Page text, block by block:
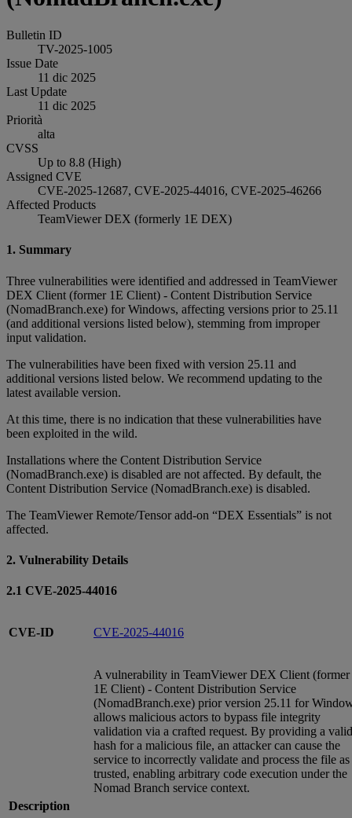
Bulletin ID
TV-2025-1005
Issue Date
11 dic 2025
Last Update
11 dic 2025
Priorità
alta
CVSS
Up to 8.8 (High)
Assigned CVE
CVE-2025-12687, CVE-2025-44016, CVE-2025-46266
Affected Products
TeamViewer DEX (formerly 1E DEX)
1. Summary
Three vulnerabilities were identified and addressed in TeamViewer
DEX Client (former 1E Client) - Content Distribution Service
(NomadBranch.exe) for Windows, affecting versions prior to 25.11
(and additional versions listed below), stemming from improper
input validation.
The vulnerabilities have been fixed with version 25.11 and
additional versions listed below. We recommend updating to the
latest available version.
At this time, there is no indication that these vulnerabilities have
been exploited in the wild.
Installations where the Content Distribution Service
(NomadBranch.exe) is disabled are not affected. By default, the
Content Distribution Service (NomadBranch.exe) is disabled.
The TeamViewer Remote/Tensor add-on “DEX Essentials” is not
affected.
2. Vulnerability Details
2.1 CVE-2025-44016
CVE-ID CVE-2025-44016
Description
A vulnerability in TeamViewer DEX Client (former
1E Client) - Content Distribution Service
(NomadBranch.exe) prior version 25.11 for
allows malicious actors to bypass file integrity
validation via a crafted request. By providing a valid
hash for a malicious file, an attacker can cause the
service to incorrectly validate and process the file as
trusted, enabling arbitrary code execution under the
Nomad Branch service context.